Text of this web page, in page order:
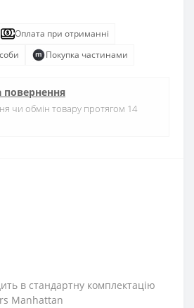
Оплата при отриманні
Покупка частинами
повернення
чи обмін товару протягом 14
в стандартну комплектацію
Manhattan